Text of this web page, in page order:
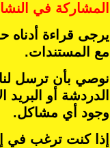
المشاركة في
يرجى قراءة أدناه
مع المستندات.
نوصي بأن ترسل
الدردشة أو البريد
وجود أي مشاكل.
إذا كنت ترغب في